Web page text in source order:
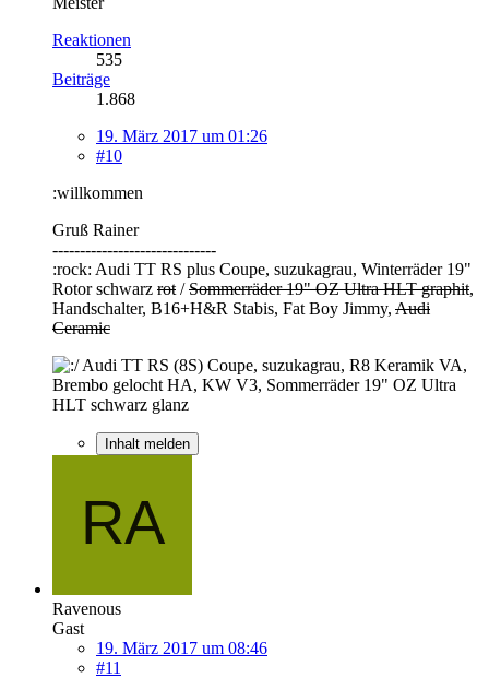
Reaktionen
535
Beiträge
1.868
19. März 2017 um 01:26
#10
:willkommen
Gruß Rainer
------------------------------
:rock: Audi TT RS plus Coupe, suzukagrau, Winterräder 19"
Rotor schwarz rot /Sommerräder 19" OZ Ultra HLT graphit,
Handschalter, B16+H&R Stabis, Fat Boy Jimmy, Audi
Ceramic
Audi TT RS (8S) Coupe, suzukagrau, R8 Keramik VA,
Brembo gelocht HA, KW V3, Sommerräder 19" OZ Ultra
HLT schwarz glanz
Inhalt melden
Ravenous
Gast
19. März 2017 um 08:46
#11